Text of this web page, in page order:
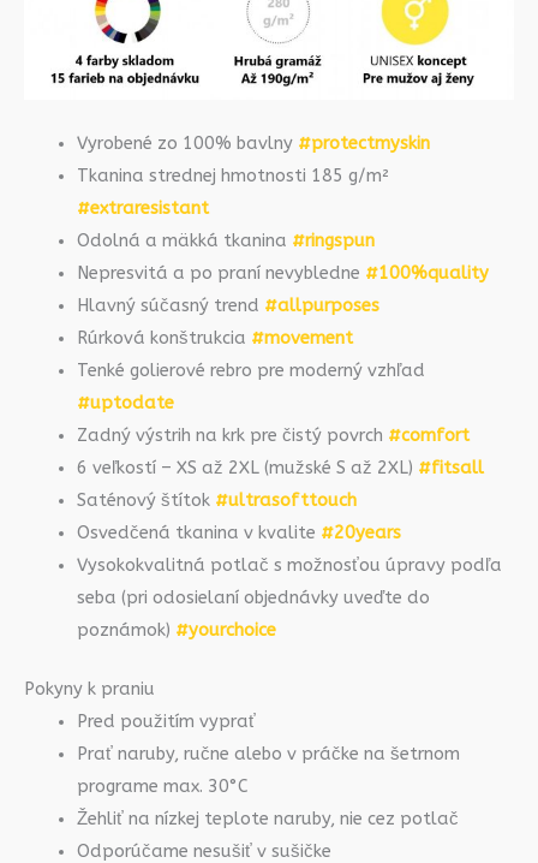
Vyrobené zo 100% bavlny #protectmyskin
Tkanina strednej hmotnosti 185 g/m²
#extraresistant
Odolná a mäkká tkanina #ringspun
Nepresvitá a po praní nevybledne #100%quality
Hlavný súčasný trend #allpurposes
Rúrková konštrukcia #movement
Tenké golierové rebro pre moderný vzhľad
#uptodate
Zadný výstrih na krk pre čistý povrch #comfort
6 veľkostí – XS až 2XL (mužské S až 2XL) #fitsall
Saténový štítok #ultrasofttouch
Osvedčená tkanina v kvalite #20years
Vysokokvalitná potlač s možnosťou úpravy podľa
seba (pri odosielaní objednávky uveďte do
poznámok) #yourchoice
Pokyny k praniu
Pred použitím vyprať
Prať naruby, ručne alebo v práčke na šetrnom
programe max. 30°C
Žehliť na nízkej teplote naruby, nie cez potlač
Odporúčame nesušiť v sušičke